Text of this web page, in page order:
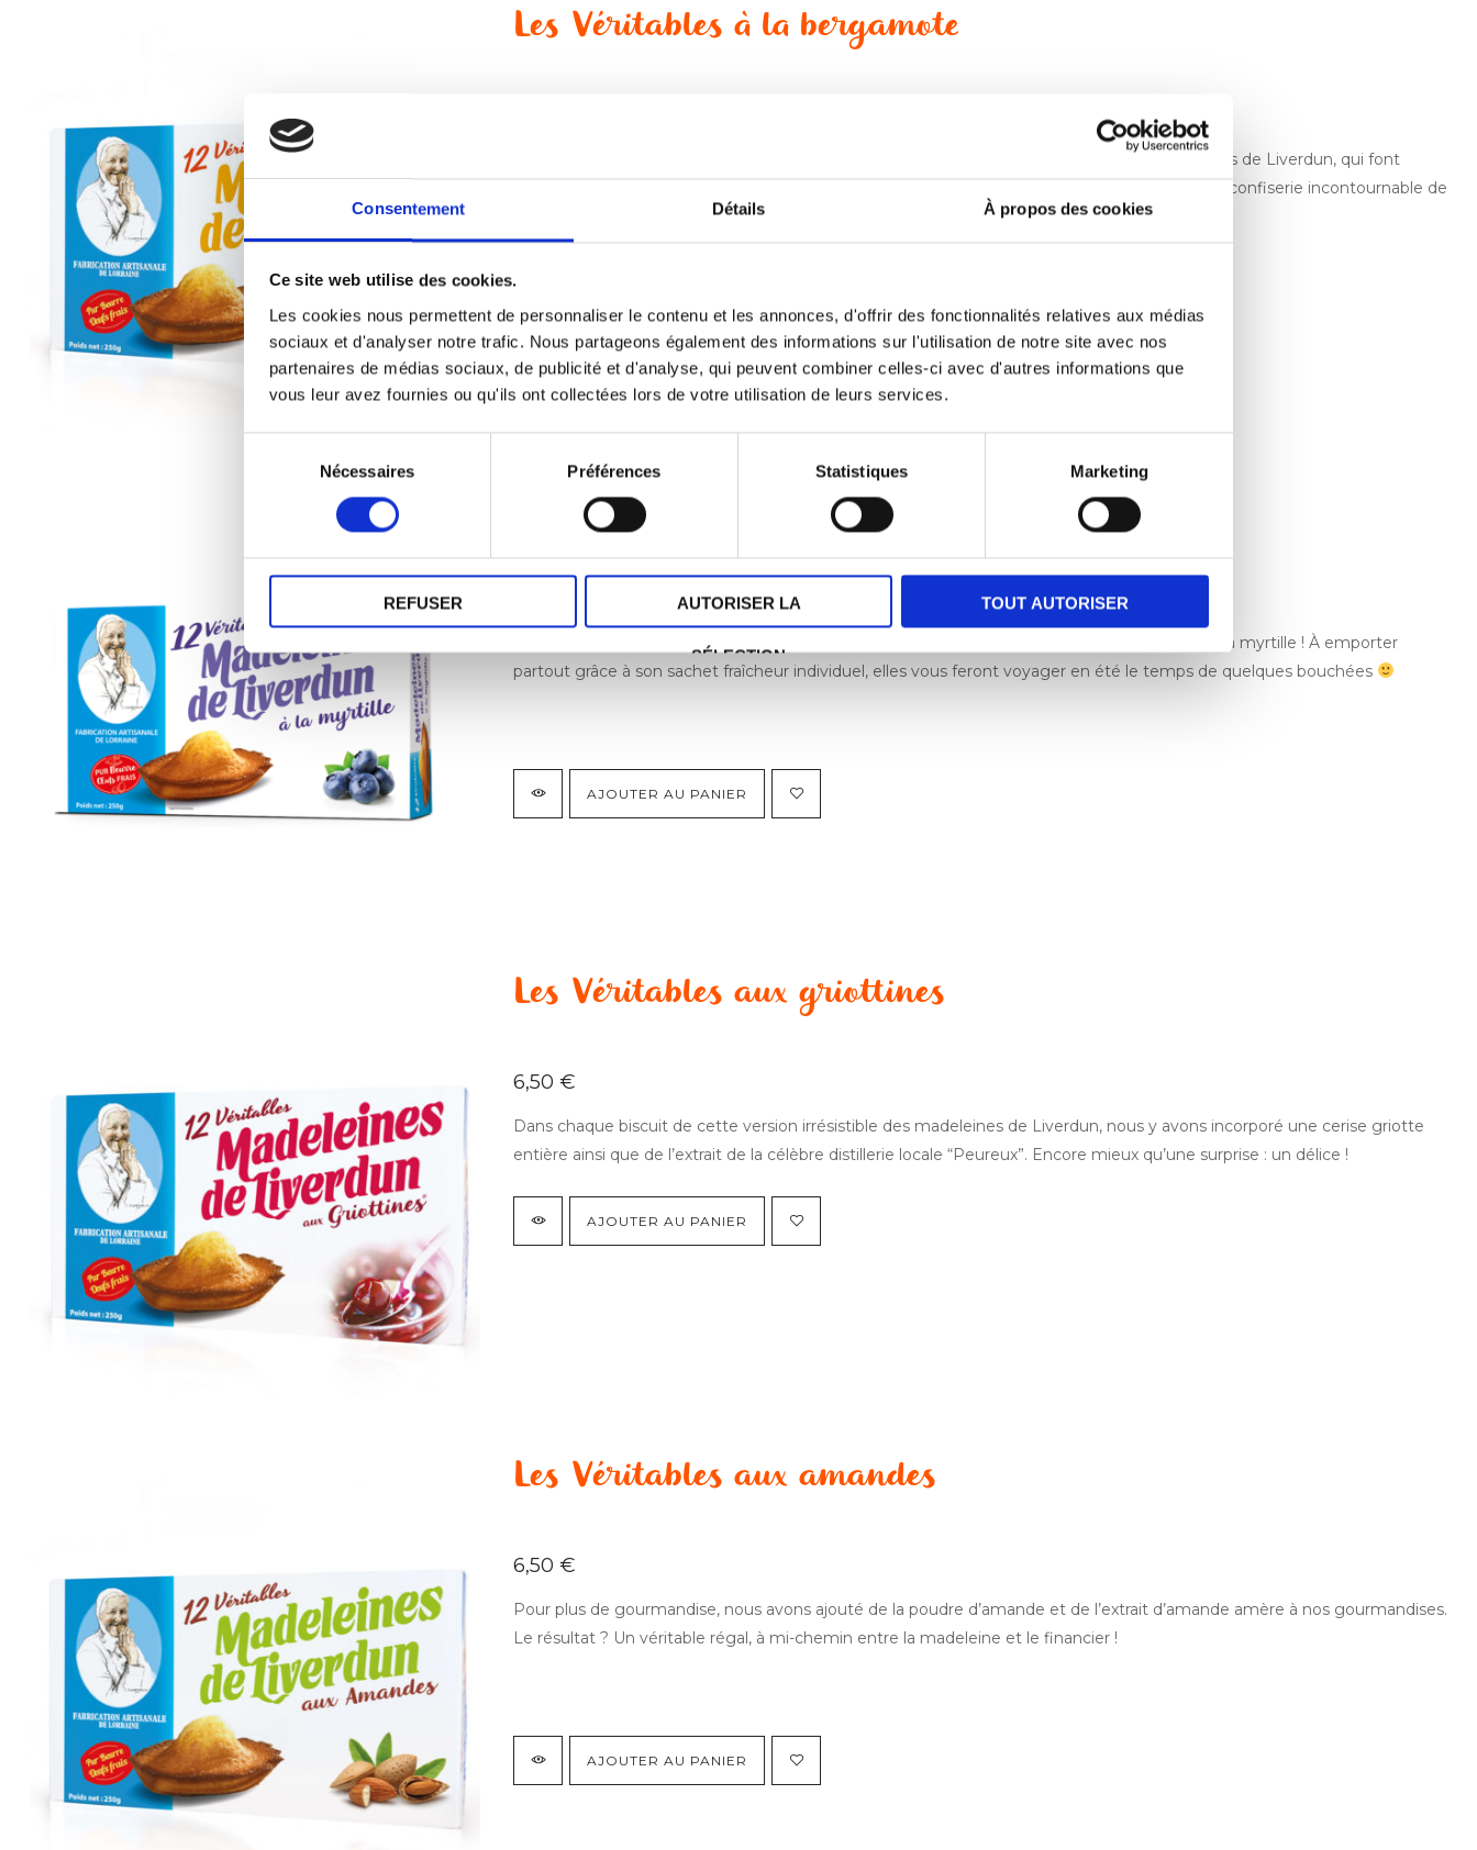
Consentement Détails À propos des cookies
Ce site web utilise des cookies.
Les cookies nous permettent de personnaliser le contenu et les annonces, d'offrir des fonctionnalités relatives aux médias
sociaux et d'analyser notre trafic. Nous partageons également des informations sur l'utilisation de notre site avec nos
partenaires de médias sociaux, de publicité et d'analyse, qui peuvent combiner celles-ci avec d'autres informations que
vous leur avez fournies ou qu'ils ont collectées lors de votre utilisation de leurs services.
consentement
Nécessaires Préférences Statistiques Marketing
REFUSER AUTORISER LA
SÉLECTION
TOUT AUTORISER
Les Véritables à la bergamote
Vous aimez la saveur légèrement acidulée de la bergamote ? Vous allez adorer les madeleines de Liverdun, qui font
honneur à cet agrume au goût unique, dans un esprit qui rappelle les Bergamotes de Nancy, confiserie incontournable de
AJOUTER AU PANIER
Les Véritables myrtille
Une autre recette que tous les gourmands apprécieront : nos madeleines sont disponibles à la myrtille ! À emporter
partout grâce à son sachet fraîcheur individuel, elles vous feront voyager en été le temps de quelques bouchées
AJOUTER AU PANIER
Les Véritables aux griottines
6,50 €
Dans chaque biscuit de cette version irrésistible des madeleines de Liverdun, nous y avons incorporé une cerise griotte
entière ainsi que de l’extrait de la célèbre distillerie locale “Peureux”. Encore mieux qu’une surprise : un délice !
AJOUTER AU PANIER
Les Véritables aux amandes
6,50 €
Pour plus de gourmandise, nous avons ajouté de la poudre d’amande et de l’extrait d’amande amère à nos gourmandises.
Le résultat ? Un véritable régal, à mi-chemin entre la madeleine et le financier !
AJOUTER AU PANIER